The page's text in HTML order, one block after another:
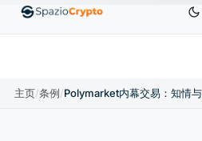
EthereumETHUS$1,880.58 Tether
主页/条例/